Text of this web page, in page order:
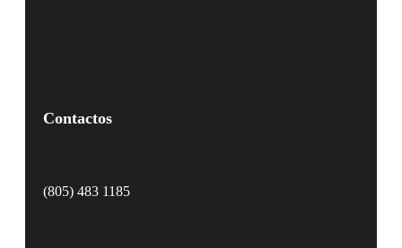
Contactos
(805) 483 1185